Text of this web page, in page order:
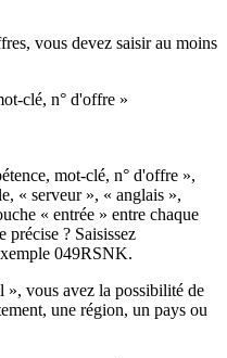
vous devez saisir au moins
clé, n° d'offre »
mot-clé, n° d'offre »,
« serveur », « anglais »,
« entrée » entre chaque
précise ? Saisissez
049RSNK.
», vous avez la possibilité de
une région, un pays ou